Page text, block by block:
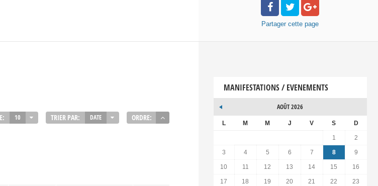
Partager cette page
10 TRIER PAR: DATE ORDRE:
MANIFESTATIONS / EVENEMENTS
AOÛT 2026
L M M J V S D
1 2
3 4 5 6 7 8 9
10 11 12 13 14 15 16
17 18 19 20 21 22 23